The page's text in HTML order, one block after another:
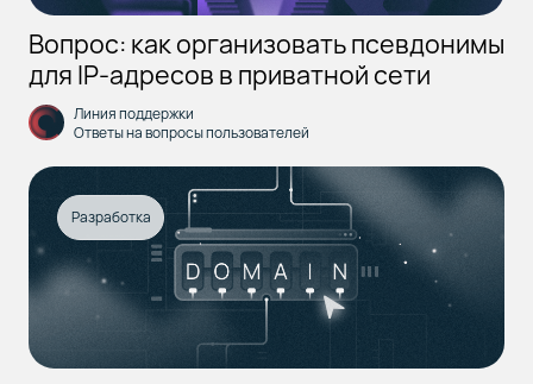
Вопрос: как организовать псевдонимы
для IP‑адресов в приватной сети
Линия поддержки
Ответы на вопросы пользователей
Разработка